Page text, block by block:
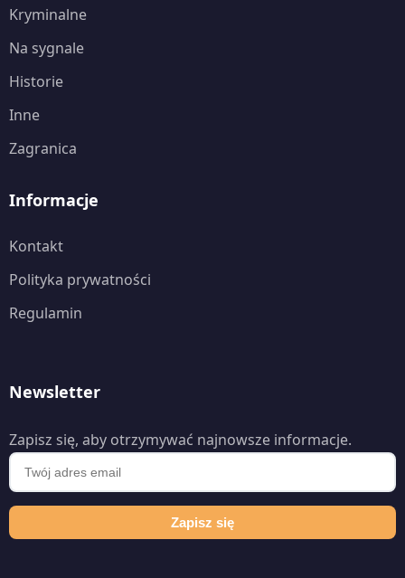
Kryminalne
Na sygnale
Historie
Inne
Zagranica
Informacje
Kontakt
Polityka prywatności
Regulamin
Newsletter
Zapisz się, aby otrzymywać najnowsze informacje.
Zapisz się